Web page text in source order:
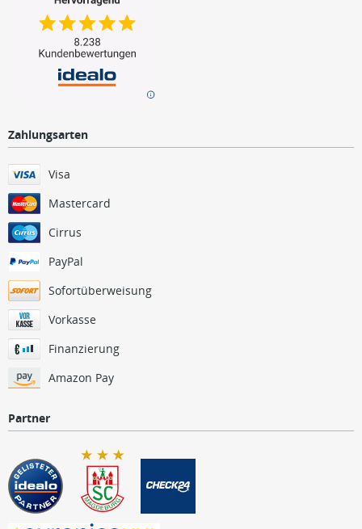
Zahlungsarten
Visa
Mastercard
Cirrus
PayPal
Sofortüberweisung
Vorkasse
Finanzierung
Amazon Pay
Partner